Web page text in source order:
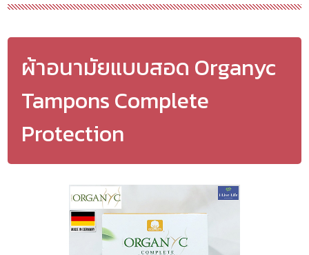
ผ้าอนามัยแบบสอด Organyc
Tampons Complete
Protection